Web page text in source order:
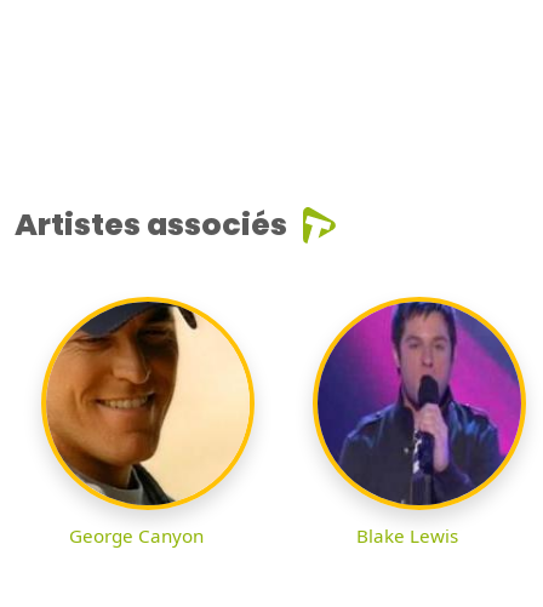
Artistes associés
George Canyon Blake Lewis